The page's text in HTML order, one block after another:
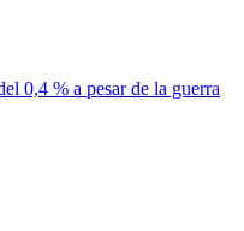
0,4 % a pesar de la guerra